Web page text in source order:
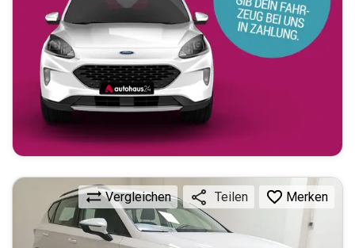
Vergleichen Teilen Merken